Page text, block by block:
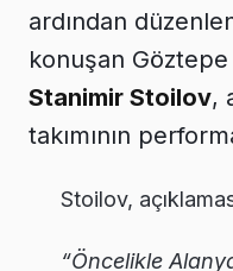
ardından
konuşan
Stanimir Stoilov,
takımının
Stoilov,
“Öncelikle